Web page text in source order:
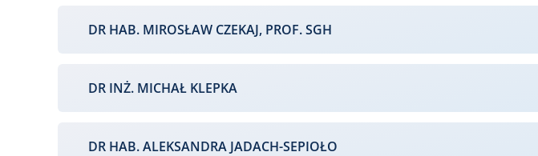
DR HAB. MIROSŁAW CZEKAJ, PROF. SGH
DR INŻ. MICHAŁ KLEPKA
DR HAB. ALEKSANDRA JADACH-SEPIOŁO